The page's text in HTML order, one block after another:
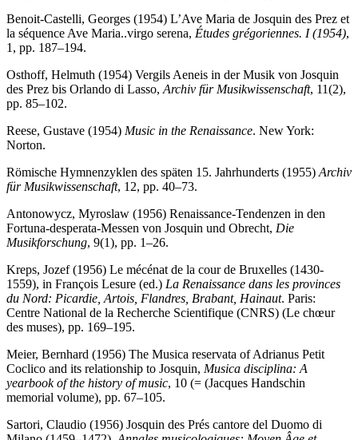
Benoit-Castelli, Georges (1954) L’Ave Maria de Josquin des Prez et
la séquence Ave Maria..virgo serena, Études grégoriennes. I (1954),
1, pp. 187–194.
Osthoff, Helmuth (1954) Vergils Aeneis in der Musik von Josquin
des Prez bis Orlando di Lasso, Archiv für Musikwissenschaft, 11(2),
pp. 85–102.
Reese, Gustave (1954) Music in the Renaissance. New York:
Norton.
Römische Hymnenzyklen des späten 15. Jahrhunderts (1955) Archiv
für Musikwissenschaft, 12, pp. 40–73.
Antonowycz, Myroslaw (1956) Renaissance-Tendenzen in den
Fortuna-desperata-Messen von Josquin und Obrecht, Die
Musikforschung, 9(1), pp. 1–26.
Kreps, Jozef (1956) Le mécénat de la cour de Bruxelles (1430-
1559), in François Lesure (ed.) La Renaissance dans les provinces
du Nord: Picardie, Artois, Flandres, Brabant, Hainaut. Paris:
Centre National de la Recherche Scientifique (CNRS) (Le chœur
des muses), pp. 169–195.
Meier, Bernhard (1956) The Musica reservata of Adrianus Petit
Coclico and its relationship to Josquin, Musica disciplina: A
yearbook of the history of music, 10 (= (Jacques Handschin
memorial volume), pp. 67–105.
Sartori, Claudio (1956) Josquin des Prés cantore del Duomo di